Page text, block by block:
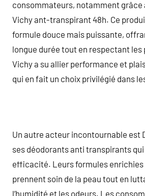
consommateurs, notamment grâce
Vichy ant-transpirant 48h. Ce
formule douce mais puissante,
longue durée tout en respectant les
Vichy a su allier performance et
qui en fait un choix privilégié dans
Un autre acteur incontournable est
ses déodorants anti transpirants
efficacité. Leurs formules
prennent soin de la peau tout en
l’humidité et les odeurs. Les